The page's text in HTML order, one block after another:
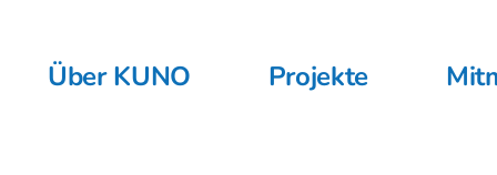
Über KUNO Projekte